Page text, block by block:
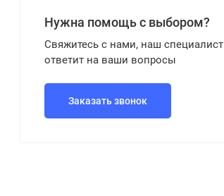
Нужна помощь с выбором?
Свяжитесь с нами, наш специалист
ответит на ваши вопросы
Заказать звонок